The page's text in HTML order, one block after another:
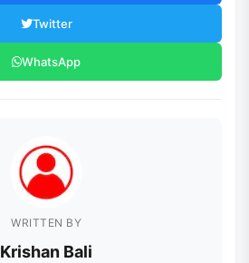
Twitter
WhatsApp
WRITTEN BY
Krishan Bali